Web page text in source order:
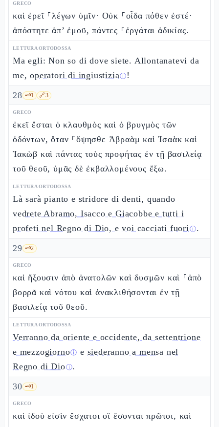
GRECO
καὶ ἐρεῖ ⸀λέγων ὑμῖν· Οὐκ ⸀οἶδα πόθεν ἐστέ·
ἀπόστητε ἀπ’ ἐμοῦ, πάντες ⸀ἐργάται ἀδικίας.
LETTURA ORTODOSSA
Ma egli: Non so di dove siete. Allontanatevi da
me,operatori di ingiustiziaⓘ !
28 🗝️1 🔗3
GRECO
ἐκεῖ ἔσται ὁ κλαυθμὸς καὶ ὁ βρυγμὸς τῶν
ὀδόντων, ὅταν ⸀ὄψησθε Ἀβραὰμ καὶ Ἰσαὰκ καὶ
Ἰακὼβ καὶ πάντας τοὺς προφήτας ἐν τῇ βασιλείᾳ
τοῦ θεοῦ, ὑμᾶς δὲ ἐκβαλλομένους ἔξω.
LETTURA ORTODOSSA
Là sarà pianto e stridore di denti, quando
vedrete Abramo, Isacco e Giacobbe e tutti i
profeti nel Regno di Dio, e voi cacciati fuoriⓘ.
29 🗝️2
GRECO
καὶ ἥξουσιν ἀπὸ ἀνατολῶν καὶ δυσμῶν καὶ ⸀ἀπὸ
βορρᾶ καὶ νότου καὶ ἀνακλιθήσονται ἐν τῇ
βασιλείᾳ τοῦ θεοῦ.
LETTURA ORTODOSSA
Verranno da oriente e occidente, da settentrione
e mezzogiornoⓘ e siederanno a mensa nel
Regno di Dioⓘ.
30 🗝️1
GRECO
καὶ ἰδοὺ εἰσὶν ἔσχατοι οἳ ἔσονται πρῶτοι, καὶ